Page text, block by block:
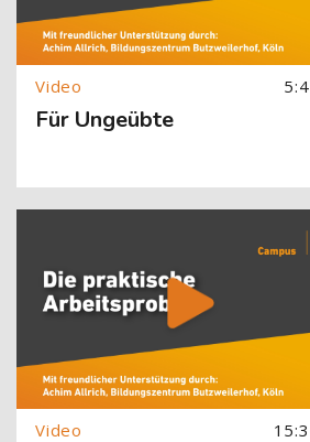
Für Ungeübte
[Cocoon] About (Text with Image)